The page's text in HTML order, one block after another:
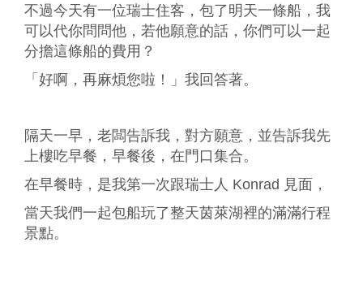
不過今天有一位瑞士住客，包了明天一條船，我
可以代你問問他，若他願意的話，你們可以一起
分擔這條船的費用？
「好啊，再麻煩您啦！」我回答著。
隔天一早，老闆告訴我，對方願意，並告訴我先
上樓吃早餐，早餐後，在門口集合。
在早餐時，是我第一次跟瑞士人 Konrad 見面，
當天我們一起包船玩了整天茵萊湖裡的滿滿行程
景點。